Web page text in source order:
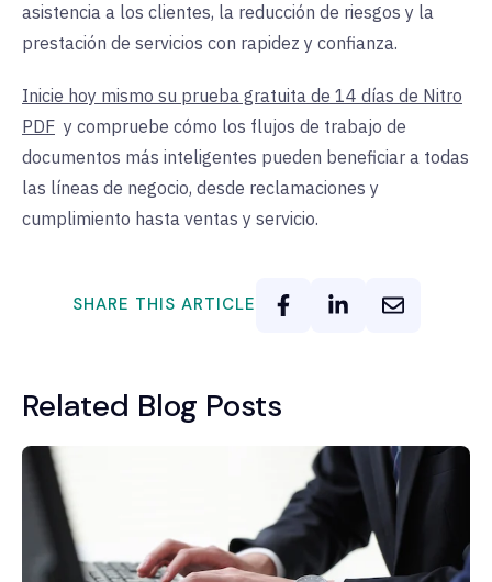
asistencia a los clientes, la reducción de riesgos y la
prestación de servicios con rapidez y confianza.
Inicie hoy mismo su prueba gratuita de 14 días de Nitro
PDF y compruebe cómo los flujos de trabajo de
documentos más inteligentes pueden beneficiar a todas
las líneas de negocio, desde reclamaciones y
cumplimiento hasta ventas y servicio.
SHARE THIS ARTICLE
Related Blog Posts